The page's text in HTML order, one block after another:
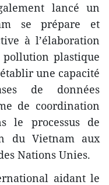
lancé un
se prépare et
à l’élaboration
plastique
une capacité
de données
de coordination
le processus de
du Vietnam aux
Nations Unies.
aidant le